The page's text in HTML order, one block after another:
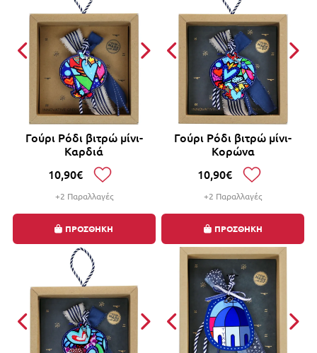
Γούρι Ρόδι βιτρώ μίνι-
Καρδιά
10,90€
+2 Παραλλαγές
ΠΡΟΣΘΗΚΗ
Γούρι Ρόδι βιτρώ μίνι-
Κορώνα
10,90€
+2 Παραλλαγές
ΠΡΟΣΘΗΚΗ